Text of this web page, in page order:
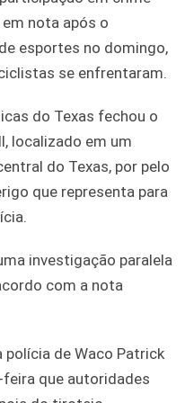
nota após o
esportes no domingo,
se enfrentaram.
do Texas fechou o
localizado em um
do Texas, por pelo
que representa para
investigação paralela
com a nota
polícia de Waco Patrick
que autoridades